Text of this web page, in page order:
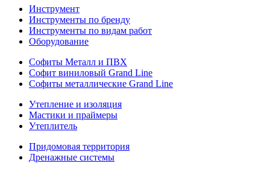
Инструмент
Инструменты по бренду
Инструменты по видам работ
Оборудование
Софиты Металл и ПВХ
Софит виниловый Grand Line
Софиты металлические Grand Line
Утепление и изоляция
Мастики и праймеры
Утеплитель
Придомовая территория
Дренажные системы